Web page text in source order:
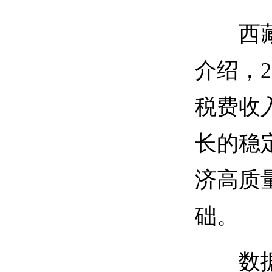
西藏
介绍，
税费收
长的稳
济高质
础。
数据